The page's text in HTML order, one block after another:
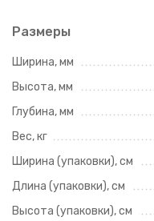
Размеры
Ширина, мм
Высота, мм
Глубина, мм
Вес, кг
Ширина (упаковки), см
Длина (упаковки), см
Высота (упаковки), см